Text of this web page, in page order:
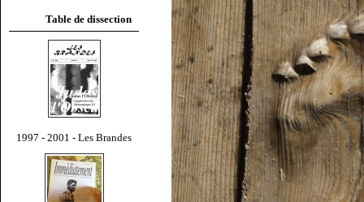
Table de dissection
1997 - 2001 - Les Brandes